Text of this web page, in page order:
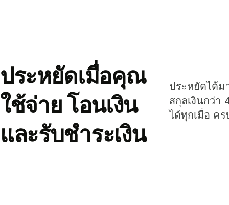
ประหยัดเมื่อคุณ
ใช้จ่าย โอนเงิน
และรับชำระเงิน
ประหยัดได้ม
สกุลเงินกว่า
ได้ทุกเมื่อ ค